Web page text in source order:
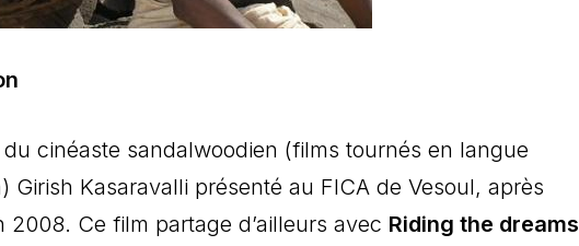
cinéaste sandalwoodien (films tournés en langue
Kasaravalli présenté au FICA de Vesoul, après
2008. Ce film partage d’ailleurs avec Riding the dreams